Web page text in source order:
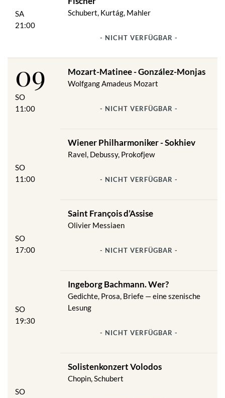
SA
21:00
Schubert, Kurtág, Mahler
- NICHT VERFÜGBAR -
09
SO
11:00
Mozart-Matinee - González-Monjas
Wolfgang Amadeus Mozart
- NICHT VERFÜGBAR -
SO
11:00
Wiener Philharmoniker - Sokhiev
Ravel, Debussy, Prokofjew
- NICHT VERFÜGBAR -
SO
17:00
Saint François d’Assise
Olivier Messiaen
- NICHT VERFÜGBAR -
SO
19:30
Ingeborg Bachmann. Wer?
Gedichte, Prosa, Briefe — eine szenische
Lesung
- NICHT VERFÜGBAR -
SO
Solistenkonzert Volodos
Chopin, Schubert